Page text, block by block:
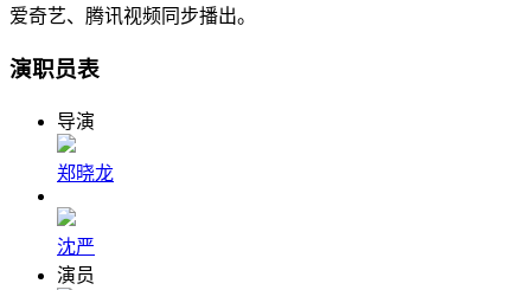
爱奇艺、腾讯视频同步播出。
演职员表
导演
郑晓龙
沈严
演员